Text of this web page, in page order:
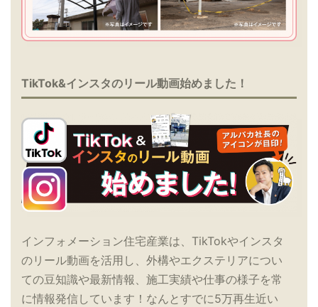
TikTok&インスタのリール動画始めました！
インフォメーション住宅産業は、TikTokやインスタ
のリール動画を活用し、外構やエクステリアについ
ての豆知識や最新情報、施工実績や仕事の様子を常
に情報発信しています！なんとすでに5万再生近い